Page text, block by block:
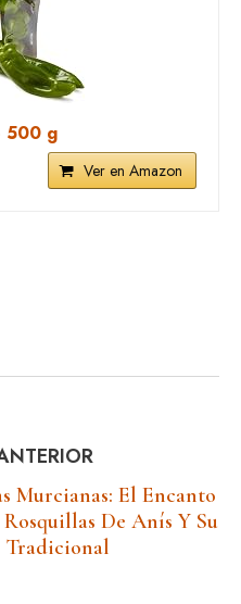
500 g
Ver en Amazon
Murcianas: El Encanto
Rosquillas De Anís Y Su
Tradicional